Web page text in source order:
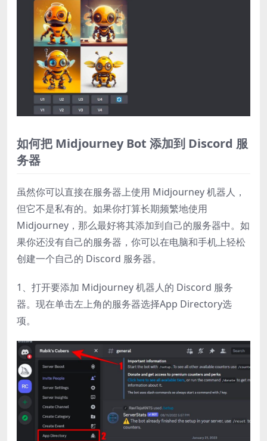
如何把 Midjourney Bot 添加到 Discord 服
务器
虽然你可以直接在服务器上使用 Midjourney 机器人，
但它不是私有的。如果你打算长期频繁地使用
Midjourney，那么最好将其添加到自己的服务器中。如
果你还没有自己的服务器，你可以在电脑和手机上轻松
创建一个自己的 Discord 服务器。
1、打开要添加 Midjourney 机器人的 Discord 服务
器。现在单击左上角的服务器选择App Directory选
项。